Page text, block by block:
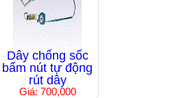
Dây chống sốc
bấm nút tự động
rút dây
Giá: 700,000